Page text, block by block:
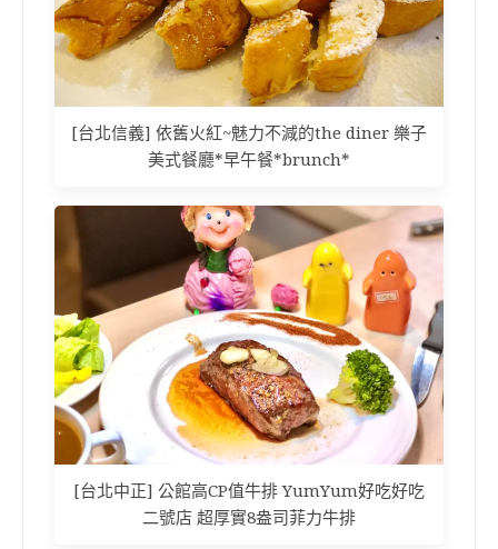
[台北信義] 依舊火紅~魅力不減的the diner 樂子
美式餐廳*早午餐*brunch*
[台北中正] 公館高CP值牛排 YumYum好吃好吃
二號店 超厚實8盎司菲力牛排